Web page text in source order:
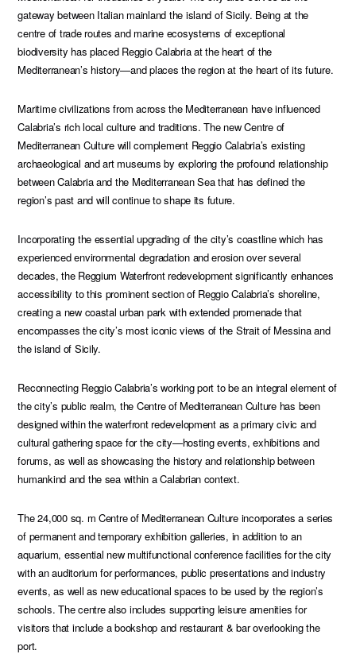
gateway between Italian mainland the island of Sicily. Being at the
centre of trade routes and marine ecosystems of exceptional
biodiversity has placed Reggio Calabria at the heart of the
Mediterranean’s history—and places the region at the heart of its future.
Maritime civilizations from across the Mediterranean have influenced
Calabria’s rich local culture and traditions. The new Centre of
Mediterranean Culture will complement Reggio Calabria’s existing
archaeological and art museums by exploring the profound relationship
between Calabria and the Mediterranean Sea that has defined the
region’s past and will continue to shape its future.
Incorporating the essential upgrading of the city’s coastline which has
experienced environmental degradation and erosion over several
decades, the Reggium Waterfront redevelopment significantly enhances
accessibility to this prominent section of Reggio Calabria’s shoreline,
creating a new coastal urban park with extended promenade that
encompasses the city’s most iconic views of the Strait of Messina and
the island of Sicily.
Reconnecting Reggio Calabria’s working port to be an integral element of
the city’s public realm, the Centre of Mediterranean Culture has been
designed within the waterfront redevelopment as a primary civic and
cultural gathering space for the city—hosting events, exhibitions and
forums, as well as showcasing the history and relationship between
humankind and the sea within a Calabrian context.
The 24,000 sq. m Centre of Mediterranean Culture incorporates a series
of permanent and temporary exhibition galleries, in addition to an
aquarium, essential new multifunctional conference facilities for the city
with an auditorium for performances, public presentations and industry
events, as well as new educational spaces to be used by the region’s
schools. The centre also includes supporting leisure amenities for
visitors that include a bookshop and restaurant & bar overlooking the
port.